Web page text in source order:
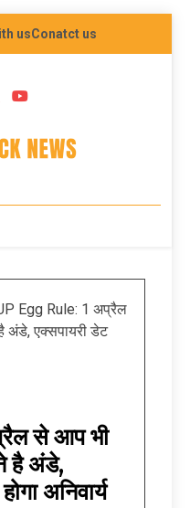
usConatct us
NEWS
Egg Rule: 1 अप्रैल
अंडे, एक्सपायरी डेट
से आप भी
है अंडे,
अनिवार्य